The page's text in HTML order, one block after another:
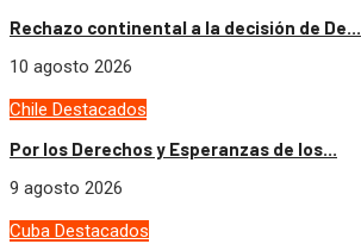
Rechazo continental a la decisión de De...
10 agosto 2026
Chile Destacados
Por los Derechos y Esperanzas de los...
9 agosto 2026
Cuba Destacados